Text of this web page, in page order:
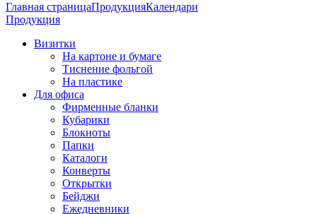
Главная страницаПродукцияКалендари
Продукция
Визитки
На картоне и бумаге
Тиснение фольгой
На пластике
Для офиса
Фирменные бланки
Кубарики
Блокноты
Папки
Каталоги
Конверты
Открытки
Бейджи
Ежедневники